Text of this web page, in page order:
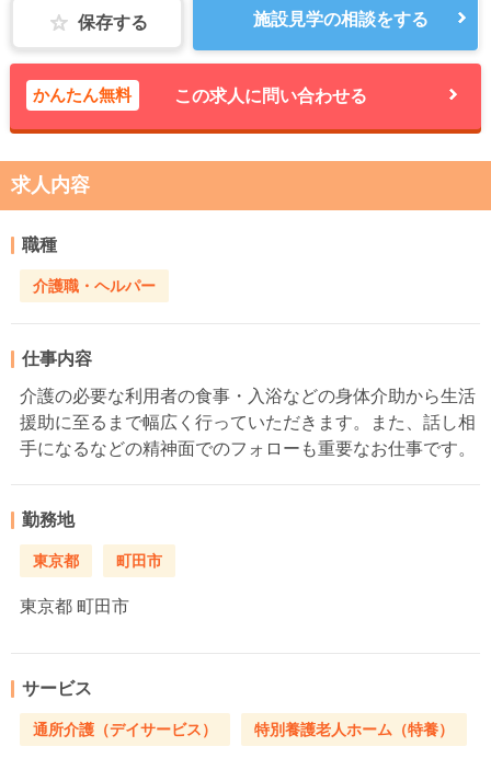
保存する 施設見学の相談をする
かんたん無料 この求人に問い合わせる
求人内容
職種
介護職・ヘルパー
仕事内容
介護の必要な利用者の食事・入浴などの身体介助から生活
援助に至るまで幅広く行っていただきます。また、話し相
手になるなどの精神面でのフォローも重要なお仕事です。
勤務地
東京都 町田市
東京都 町田市
サービス
通所介護（デイサービス） 特別養護老人ホーム（特養）